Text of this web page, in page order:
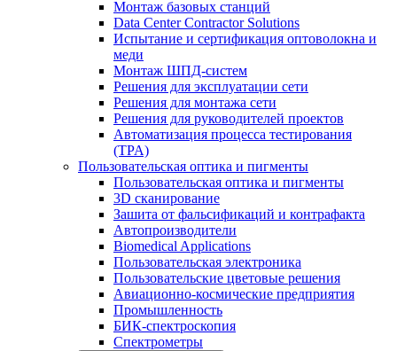
Монтаж базовых станций
Data Center Contractor Solutions
Испытание и сертификация оптоволокна и
меди
Монтаж ШПД-систем
Решения для эксплуатации сети
Решения для монтажа сети
Решения для руководителей проектов
Автоматизация процесса тестирования
(TPA)
Пользовательская оптика и пигменты
Пользовательская оптика и пигменты
3D сканирование
Зашита от фальсификаций и контрафакта
Автопроизводители
Biomedical Applications
Пользовательская электроника
Пользовательские цветовые решения
Авиационно-космические предприятия
Промышленность
БИК-спектроскопия
Спектрометры